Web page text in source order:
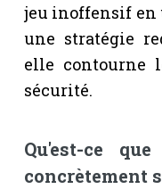
jeu inoffensif en
une stratégie
elle contourne
sécurité.
Qu'est-ce
concrètement